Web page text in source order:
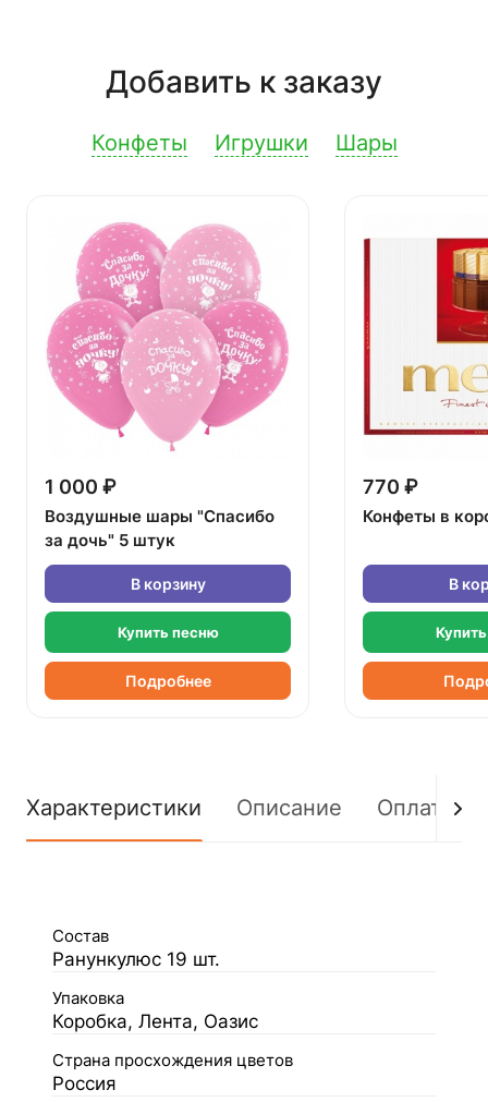
Добавить к заказу
Конфеты Игрушки Шары
1 000 ₽
Воздушные шары "Спасибо
за дочь" 5 штук
В корзину
Купить песню
Подробнее
770 ₽
Конфеты в
В
Характеристики Описание Оплата
Состав
Ранункулюс 19 шт.
Упаковка
Коробка, Лента, Оазис
Страна просхождения цветов
Россия